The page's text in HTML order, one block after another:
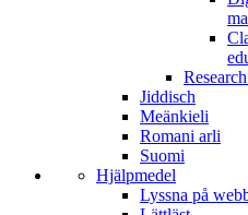
Jiddisch
Meänkieli
Romani arli
Suomi
Hjälpmedel
Lyssna på